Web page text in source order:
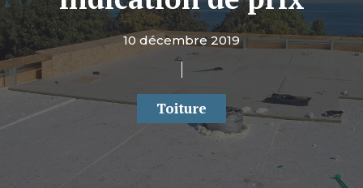
10 décembre 2019
Toiture